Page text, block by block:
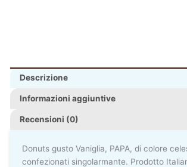
Descrizione
Informazioni aggiuntive
Recensioni (0)
Donuts gusto Vaniglia, PAPA, di colore
confezionati singolarmante. Prodotto